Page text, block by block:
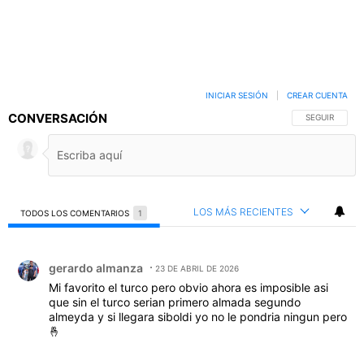
CONVERSACIÓN SIGA ESTA
SEGUIR
INICIAR SESIÓN CREAR CUENTA
TODOS LOS COMENTARIOS 1 LOS MÁS RECIENTES
gerardo almanza 23 DE ABRIL DE 2026
Mi favorito el turco pero obvio ahora es imposible asi
que sin el turco serian primero almada segundo
almeyda y si llegara siboldi yo no le pondria ningun pero
🤞